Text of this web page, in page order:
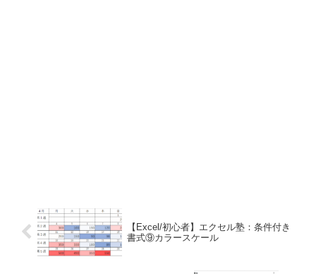
【Excel/初心者】エクセル塾：条件付き
書式⑨カラースケール